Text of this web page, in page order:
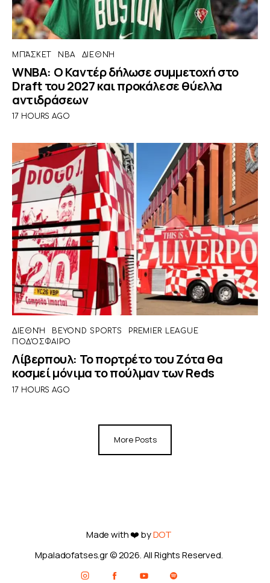
ΜΠΆΣΚΕΤ NBA ΔΙΕΘΝΉ
WNBA: Ο Καντέρ δήλωσε συμμετοχή στο
Draft του 2027 και προκάλεσε θύελλα
αντιδράσεων
17 HOURS AGO
ΔΙΕΘΝΉ BEYOND SPORTS
PREMIER LEAGUE
ΠΟΔΌΣΦΑΙΡΟ
Λίβερπουλ: Το πορτρέτο του Ζότα θα
κοσμεί μόνιμα το πούλμαν των Reds
17 HOURS AGO
More Posts
Made with ❤️ byDOT
Mpaladofatses.gr © 2026. All Rights Reserved.